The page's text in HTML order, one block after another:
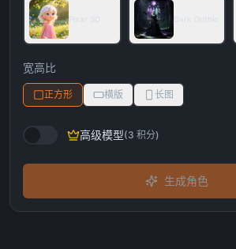
宽高比
正方形 横版 长图
高级模型(3 积分)
生成角色